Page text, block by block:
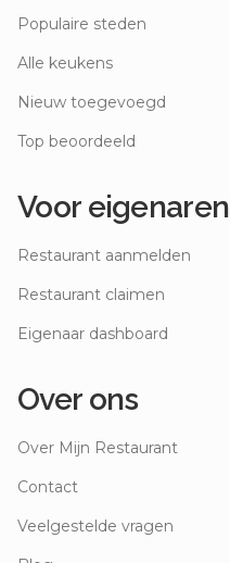
Populaire steden
Alle keukens
Nieuw toegevoegd
Top beoordeeld
Voor eigenaren
Restaurant aanmelden
Restaurant claimen
Eigenaar dashboard
Over ons
Over Mijn Restaurant
Contact
Veelgestelde vragen